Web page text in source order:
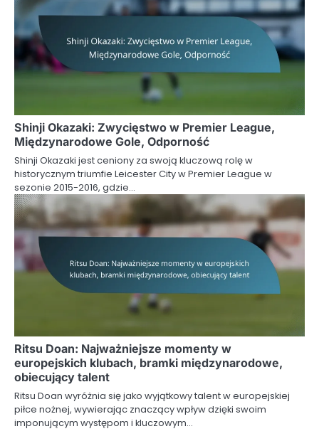
Shinji Okazaki: Zwycięstwo w Premier League,
Międzynarodowe Gole, Odporność
Shinji Okazaki jest ceniony za swoją kluczową rolę w
historycznym triumfie Leicester City w Premier League w
sezonie 2015-2016, gdzie…
Ritsu Doan: Najważniejsze momenty w
europejskich klubach, bramki międzynarodowe,
obiecujący talent
Ritsu Doan wyróżnia się jako wyjątkowy talent w europejskiej
piłce nożnej, wywierając znaczący wpływ dzięki swoim
imponującym występom i kluczowym…